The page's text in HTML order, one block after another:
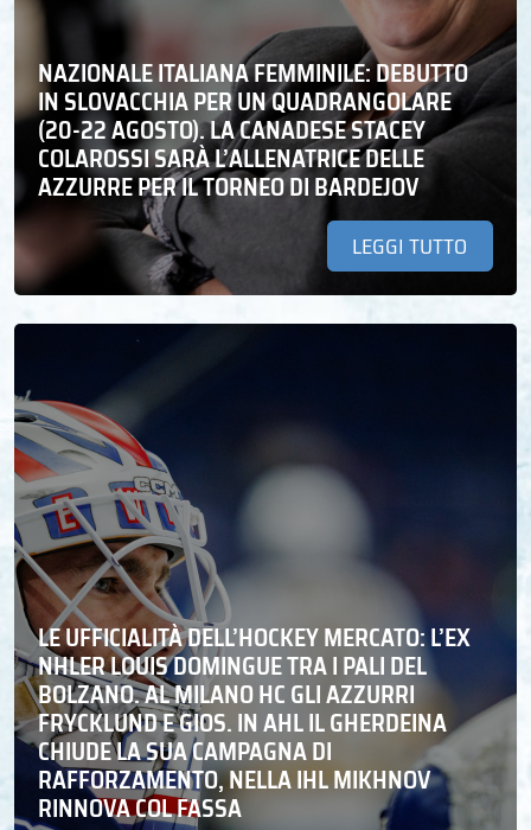
NAZIONALE ITALIANA FEMMINILE: DEBUTTO
IN SLOVACCHIA PER UN QUADRANGOLARE
(20-22 AGOSTO). LA CANADESE STACEY
COLAROSSI SARÀ L’ALLENATRICE DELLE
AZZURRE PER IL TORNEO DI BARDEJOV
LEGGI TUTTO
LE UFFICIALITÀ DELL’HOCKEY MERCATO: L’EX
NHLER LOUIS DOMINGUE TRA I PALI DEL
BOLZANO. AL MILANO HC GLI AZZURRI
FRYCKLUND E GIOS. IN AHL IL GHERDEINA
CHIUDE LA SUA CAMPAGNA DI
RAFFORZAMENTO, NELLA IHL MIKHNOV
RINNOVA COL FASSA